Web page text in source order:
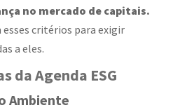
no mercado de capitais.
esses critérios para exigir
a eles.
da Agenda ESG
Ambiente